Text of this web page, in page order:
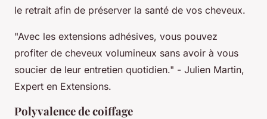
le retrait afin de préserver la santé de vos cheveux.
"Avec les extensions adhésives, vous pouvez
profiter de cheveux volumineux sans avoir à vous
soucier de leur entretien quotidien." - Julien Martin,
Expert en Extensions.
Polyvalence de coiffage